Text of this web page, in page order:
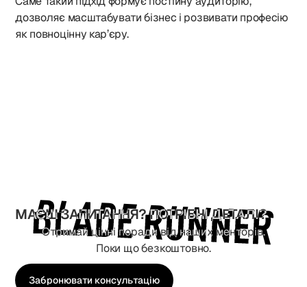
дозволяє масштабувати бізнес і розвивати професію
як повноцінну кар’єру.
МАЄШ ЗАПИТАННЯ? ПОТРІБНІ ДЕТАЛІ?
Отримай цінні поради від наших менторів.
Поки що безкоштовно.
Забронювати консультацію